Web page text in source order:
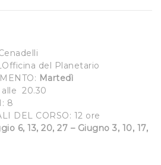
del Planetario
Martedì
alle 20.30
8
DEL CORSO: 12 ore
6, 13, 20, 27 – Giugno 3, 10, 17,